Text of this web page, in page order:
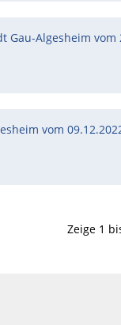
Gau-Algesheim vom
vom
Zeige 1